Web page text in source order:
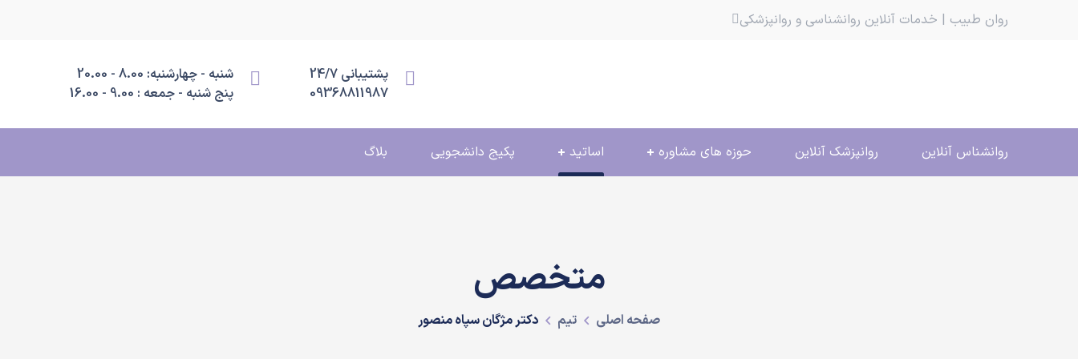
روان طبیب | خدمات آنلاین روانشناسی و روانپزشکی
پشتیبانی 24/7
09368811987
شنبه - چهارشنبه: 8.00 - 20.00
پنج شنبه - جمعه : 9.00 - 16.00
روانشناس آنلاین روانپزشک آنلاین حوزه های مشاوره اساتید پکیج دانشجویی بلاگ
متخصص
صفحه اصلی تیم دکتر مژگان سپاه منصور